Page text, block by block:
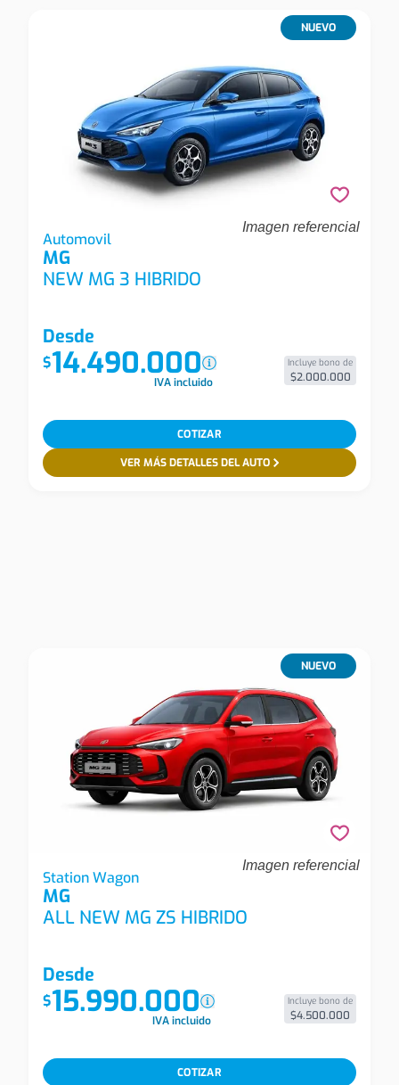
NUEVO
Imagen referencial
Mg New Mg 3 Hibrido New Mg3 Hev 80kwh Com
Automovil
Automovil
MG
NEW MG 3 HIBRIDO
Desde
$14.490.000
IVA incluido
Incluye bono de
$2.000.000
COTIZAR
VER MÁS DETALLES DEL AUTO
NUEVO
Imagen referencial
Mg All New Mg Zs Hibrido All New Mg Zs 1.5l Cvt
Com Hev Station Wagon
Station Wagon
MG
ALL NEW MG ZS HIBRIDO
Desde
$15.990.000
IVA incluido
Incluye bono de
$4.500.000
COTIZAR